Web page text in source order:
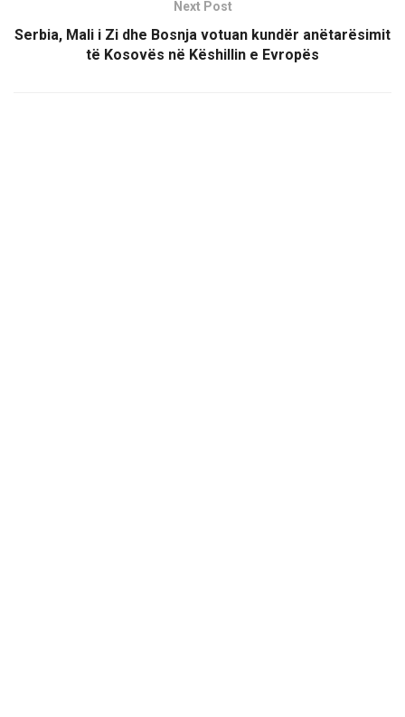
Next Post
Serbia, Mali i Zi dhe Bosnja votuan kundër anëtarësimit
të Kosovës në Këshillin e Evropës